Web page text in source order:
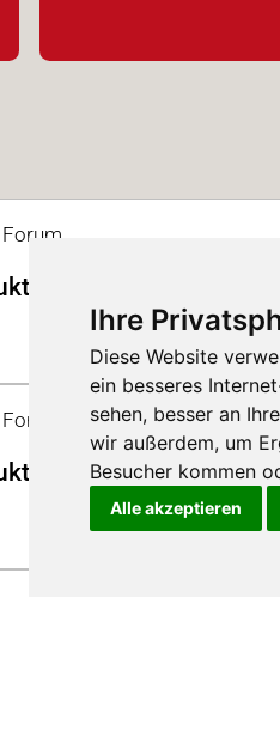
Ihre
Diese Website
ein besseres
sehen, besser an
wir außerdem, um
Besucher kommen
Alle akzeptieren
Forum
der
der